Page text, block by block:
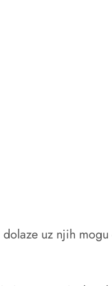
uz njih